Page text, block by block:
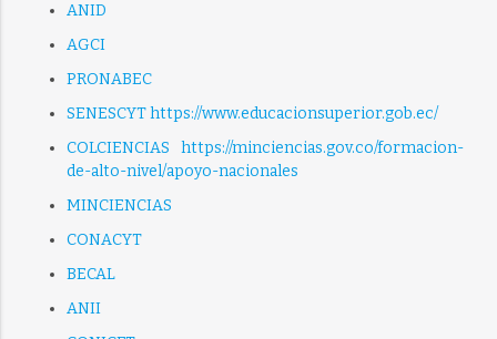
ANID
AGCI
PRONABEC
SENESCYThttps://www.educacionsuperior.gob.ec/
COLCIENCIAS
https://minciencias.gov.co/formacion-
de-alto-nivel/apoyo-nacionales
MINCIENCIAS
CONACYT
BECAL
ANII